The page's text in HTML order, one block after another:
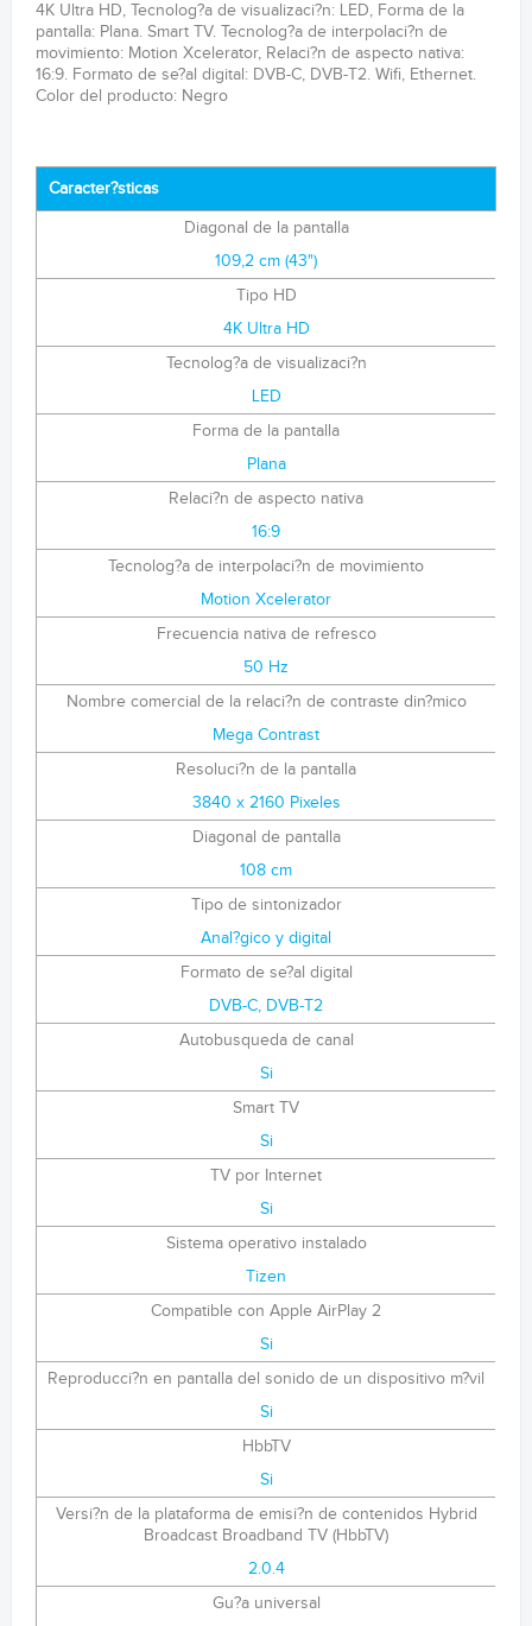
4K Ultra HD, Tecnolog?a de visualizaci?n: LED, Forma de la
pantalla: Plana. Smart TV. Tecnolog?a de interpolaci?n de
movimiento: Motion Xcelerator, Relaci?n de aspecto nativa:
16:9. Formato de se?al digital: DVB-C, DVB-T2. Wifi, Ethernet.
Color del producto: Negro
Caracter?sticas
Diagonal de la pantalla
109,2 cm (43")
Tipo HD
4K Ultra HD
Tecnolog?a de visualizaci?n
LED
Forma de la pantalla
Plana
Relaci?n de aspecto nativa
16:9
Tecnolog?a de interpolaci?n de movimiento
Motion Xcelerator
Frecuencia nativa de refresco
50 Hz
Nombre comercial de la relaci?n de contraste din?mico
Mega Contrast
Resoluci?n de la pantalla
3840 x 2160 Pixeles
Diagonal de pantalla
108 cm
Tipo de sintonizador
Anal?gico y digital
Formato de se?al digital
DVB-C, DVB-T2
Autobusqueda de canal
Si
Smart TV
Si
TV por Internet
Si
Sistema operativo instalado
Tizen
Compatible con Apple AirPlay 2
Si
Reproducci?n en pantalla del sonido de un dispositivo m?vil
Si
HbbTV
Si
Versi?n de la plataforma de emisi?n de contenidos Hybrid
Broadcast Broadband TV (HbbTV)
2.0.4
Gu?a universal